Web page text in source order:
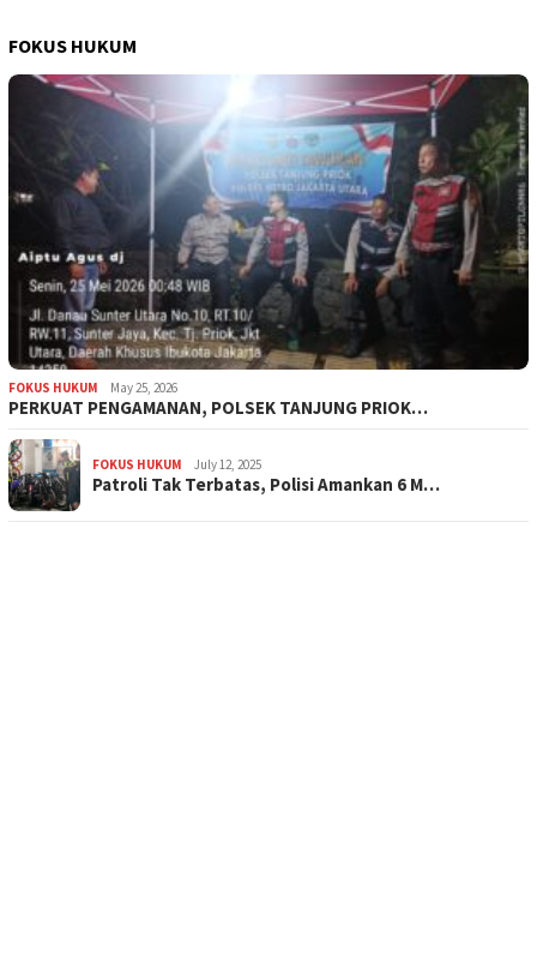
FOKUS HUKUM
FOKUS HUKUM May 25, 2026
PERKUAT PENGAMANAN, POLSEK TANJUNG PRIOK…
FOKUS HUKUM July 12, 2025
Patroli Tak Terbatas, Polisi Amankan 6 M…